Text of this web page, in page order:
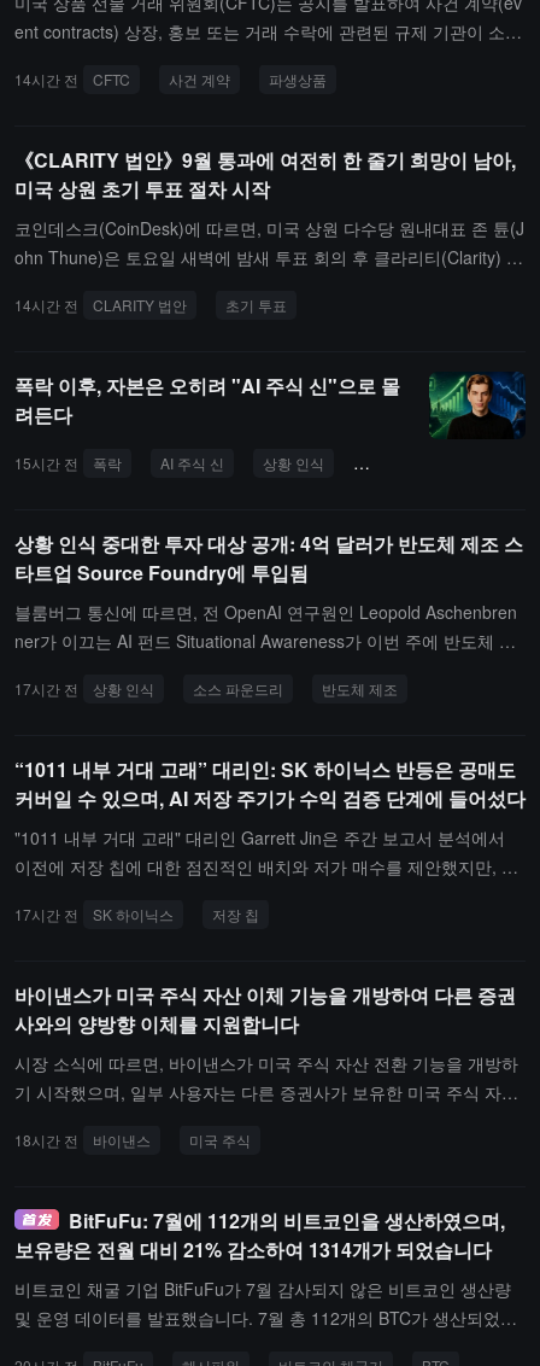
고 체인 상 거래 활발도를 높이기 위한 것입니다.
ent contracts) 상장, 홍보 또는 거래 수락에 관련된 규제 기관이 소비
오도하지 않도록 해야 한다고 경고했습니다. 이는 명확하고 정확한
서와 시장 참여자 부서는 등록 기관 및 관련 인원이 규제 요구 사항을
준수해야 하며, 사용자가 CFTC 규제 시장 내 제품 속성을 충분히 이
해하도록 보장하고 중개 기관, 관련자 및 파트너에 대한 정보 공개 감
독을 강화해야 한다고 밝혔습니다. 또한 일반적인 "미국 배당률 형식"
(American odds)을 사용하여 사건 계약 가격을 표시하는 것은 거래
시장 깊이, 가격 영향 등 주요 거래 정보를 충분히 얻지 못하게 할 수
품이 CFTC 규제 거래소의 사건 계약에 해당함을 명확히 보여줄 것을
요구하며, 규제 제품과 관련된 오해의 소지가 있는 가격 표시 행위는
미국 연방 법률에서 금지된 조작적 거래 수단에 관한 규정을 위반할
수 있다고 경고했습니다.
14시간 전 CFTC 사건 계약 파생상품
《CLARITY 법안》9월 통과에 여전히 한 줄기 희망이 남아,
미국 상원 초기 투표 절차 시작
코인데스크(CoinDesk)에 따르면, 미국 상원 다수당 원내대표 존 튠(J
ohn Thune)은 토요일 새벽에 밤새 투표 회의 후 클라리티(Clarity) 법
적 투표 프로세스를 시작했습니다. 이 조치는 클라리티 법안이 9월
은 8월 휴회 전 투표 기회를 놓쳤고, 9월 통과는 여전히 도전에 직면
해 있습니다.클라리티 법안은 최소 60표의 지지가 필요하며, 현재 최
소 10명의 민주당 상원 의원의 지지가 필요합니다. 그러나 고위 정부
관료(도널드 트럼프 대통령 포함)가 암호화 프로젝트에 참여하는 것
없었습니다. 또한, 불법 금융 보호, 스테이블코인 수익 등 논란도 해
결되지 않았습니다. 만약 9월 절차적 투표가 실패하면, 클라리티 법
안이 올해 통과할 가능성은 극히 희박해지며, 2027년 새 의회가 법안
을 다시 추진해야 할 것입니다.
14시간 전 CLARITY 법안 초기 투표
폭락 이후, 자본은 오히려 "AI 주식 신"으로 몰
려든다
15시간 전 폭락 AI 주식 신 상황 인식 실리콘밸리
상황 인식 중대한 투자 대상 공개: 4억 달러가 반도체 제조 스
타트업 Source Foundry에 투입됨
블룸버그 통신에 따르면, 전 OpenAI 연구원인 Leopold Aschenbren
ner가 이끄는 AI 펀드 Situational Awareness가 이번 주에 반도체 제
거물인 세쿼이아 캐피탈도 이 스타트업을 지원하고 있으며, 현재까지
응답하지 않았고, 세쿼이아 캐피탈은 해당 헤지 펀드의 투자 상황을
확인해 주기를 거부했습니다.Source Foundry는 기존 방식보다 더 간
단하고, 비용이 낮으며, 속도가 빠른 반도체 제조 공정을 개발하는 데
주력하고 있으며, 인공지능의 연산력 수요와 칩 제조 능력 확장 사이
의 점점 더 커지는 격차를 해소하는 것을 목표로 하고 있습니다. 분석
술에 대한 시장의 지속적인 강한 수요를 반영한다고 보고 있으며, 인
다. 그러나 이 투자 또한 Situational Awareness가 공개된 기술 포트
폴리오에서 극심한 변동성을 겪고, 펀드가 큰 재정적 압박을 받기 전
17시간 전 상황 인식 소스 파운드리 반도체 제조
“1011 내부 거대 고래” 대리인: SK 하이닉스 반등은 공매도
커버일 수 있으며, AI 저장 주기가 수익 검증 단계에 들어섰다
"1011 내부 거대 고래" 대리인 Garrett Jin은 주간 보고서 분석에서
이전에 저장 칩에 대한 점진적인 배치와 저가 매수를 제안했지만, 시
포지션의 절반을 매도했다고 전했다. 이는 투자 논리가 변화했기 때
시장이 기본면에 대한 최종 확인이 아니라 오히려 강제 청산 시장처
럼 보인다"고 말했다. 빠른 자금 회복은 SK 하이닉스와 같은 저장 칩
주식의 단기 상승을 만들 수 있지만, 지속적인 시장을 단독으로 지탱
할 수는 없다. 한국 레버리지 ETF 위험은 아직 완전히 해소되지 않았
지만, 자산 규모 감소는 주로 순자산 가치 감소에서 비롯된 것이며,
역사적 최고 수준에 있으며, 아직 부정적인 값으로 전환되지 않았다.
의 비관적 신호가 아니라고 강조했다. SK 하이닉스의 2026년 생산
능력은 이미 매진되었고, 마이크론의 주문은 2028년까지 커버되었
본질은 여전히 주기 산업이며, 주가는 이미 수백 포인트 상승했다. 주
기 주식은 일반적으로 장기적으로 가치 확장에 의해 계속해서 추진되
기 어렵다. 현재 시장은 AI 자본 지출 주기의 새로운 단계로 진입하고
17시간 전 SK 하이닉스 저장 칩
바이낸스가 미국 주식 자산 이체 기능을 개방하여 다른 증권
사와의 양방향 이체를 지원합니다
시장 소식에 따르면, 바이낸스가 미국 주식 자산 전환 기능을 개방하
기 시작했으며, 일부 사용자는 다른 증권사가 보유한 미국 주식 자산
다른 증권사로 전송할 수 있습니다. 현재 이 기능은 그레이 테스트 중
18시간 전 바이낸스 미국 주식
BitFuFu: 7월에 112개의 비트코인을 생산하였으며,
보유량은 전월 대비 21% 감소하여 1314개가 되었습니다
비트코인 채굴 기업 BitFuFu가 7월 감사되지 않은 비트코인 생산량
및 운영 데이터를 발표했습니다. 7월 총 112개의 BTC가 생산되었으